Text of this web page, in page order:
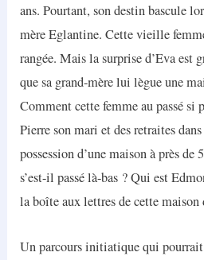
ans. Pourtant, son destin bascule
mère Eglantine. Cette vieille
rangée. Mais la surprise d’Eva est
que sa grand-mère lui lègue une
Comment cette femme au passé si
Pierre son mari et des retraites
possession d’une maison à près
s’est-il passé là-bas ? Qui est
la boîte aux lettres de cette maison
Un parcours initiatique qui